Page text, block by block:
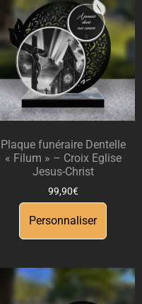
Plaque funéraire Dentelle
« Filum » – Croix Eglise
Jesus-Christ
99,90€
Personnaliser